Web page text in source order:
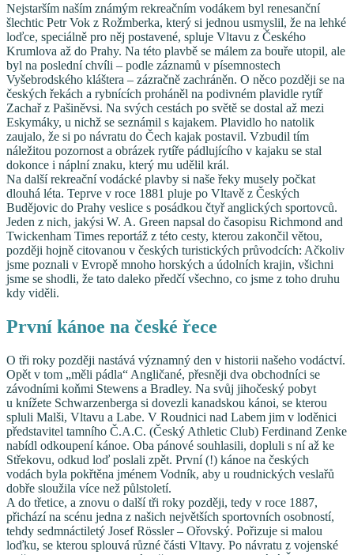
Nejstarším naším známým rekreačním vodákem byl renesanční
šlechtic Petr Vok z Rožmberka, který si jednou usmyslil, že na lehké
loďce, speciálně pro něj postavené, spluje Vltavu z Českého
Krumlova až do Prahy. Na této plavbě se málem za bouře utopil, ale
byl na poslední chvíli – podle záznamů v písemnostech
Vyšebrodského kláštera – zázračně zachráněn. O něco později se na
českých řekách a rybnících proháněl na podivném plavidle rytíř
Zachař z Pašiněvsi. Na svých cestách po světě se dostal až mezi
Eskymáky, u nichž se seznámil s kajakem. Plavidlo ho natolik
zaujalo, že si po návratu do Čech kajak postavil. Vzbudil tím
náležitou pozornost a obrázek rytíře pádlujícího v kajaku se stal
dokonce i náplní znaku, který mu udělil král.
Na další rekreační vodácké plavby si naše řeky musely počkat
dlouhá léta. Teprve v roce 1881 pluje po Vltavě z Českých
Budějovic do Prahy veslice s posádkou čtyř anglických sportovců.
Jeden z nich, jakýsi W. A. Green napsal do časopisu Richmond and
Twickenham Times reportáž z této cesty, kterou zakončil větou,
později hojně citovanou v českých turistických průvodcích: Ačkoliv
jsme poznali v Evropě mnoho horských a údolních krajin, všichni
jsme se shodli, že tato daleko předčí všechno, co jsme z toho druhu
kdy viděli.
První kánoe na české řece
O tři roky později nastává významný den v historii našeho vodáctví.
Opět v tom „měli pádla“ Angličané, přesněji dva obchodníci se
závodními koňmi Stewens a Bradley. Na svůj jihočeský pobyt
u knížete Schwarzenberga si dovezli kanadskou kánoi, se kterou
spluli Malši, Vltavu a Labe. V Roudnici nad Labem jim v loděnici
představitel tamního Č.A.C. (Český Athletic Club) Ferdinand Zenke
nabídl odkoupení kánoe. Oba pánové souhlasili, dopluli s ní až ke
Střekovu, odkud loď poslali zpět. První (!) kánoe na českých
vodách byla pokřtěna jménem Vodník, aby u roudnických veslařů
dobře sloužila více než půlstoletí.
A do třetice, a znovu o další tři roky později, tedy v roce 1887,
přichází na scénu jedna z našich největších sportovních osobností,
tehdy sedmnáctiletý Josef Rössler – Ořovský. Pořizuje si malou
loďku, se kterou splouvá různé části Vltavy. Po návratu z vojenské